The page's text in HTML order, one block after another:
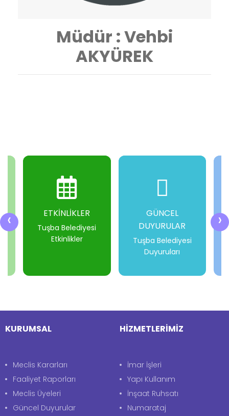
Müdür : Vehbi
AKYÜREK
‹ ›
ETKİNLİKLER
Tuşba Belediyesi
Etkinlikler
GÜNCEL
DUYURULAR
Tuşba Belediyesi
Duyuruları
-
KURUMSAL
Meclis Kararları
Faaliyet Raporları
Meclis Üyeleri
Güncel Duyurular
HİZMETLERİMİZ
İmar İşleri
Yapı Kullanım
İnşaat Ruhsatı
Numarataj